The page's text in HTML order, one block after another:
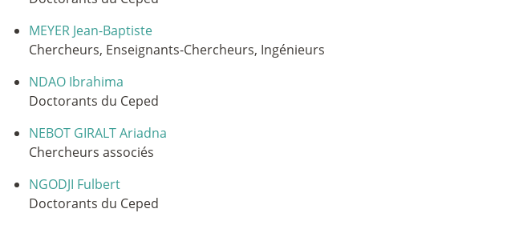
MEYER Jean-Baptiste
Chercheurs, Enseignants-Chercheurs, Ingénieurs
NDAO Ibrahima
Doctorants du Ceped
NEBOT GIRALT Ariadna
Chercheurs associés
NGODJI Fulbert
Doctorants du Ceped